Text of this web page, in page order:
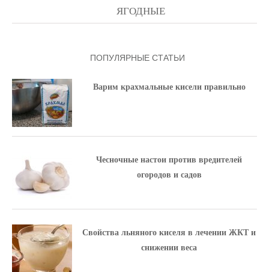
ЯГОДНЫЕ
ПОПУЛЯРНЫЕ СТАТЬИ
Варим крахмальные кисели правильно
Чесночные настои против вредителей
огородов и садов
Свойства льняного киселя в лечении ЖКТ и
снижении веса